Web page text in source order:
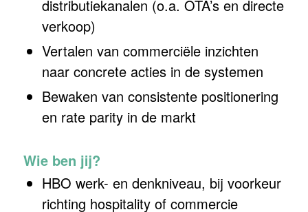
distributiekanalen (o.a. OTA’s en directe
verkoop)
Vertalen van commerciële inzichten
naar concrete acties in de systemen
Bewaken van consistente positionering
en rate parity in de markt
Wie ben jij?
HBO werk- en denkniveau, bij voorkeur
richting hospitality of commercie